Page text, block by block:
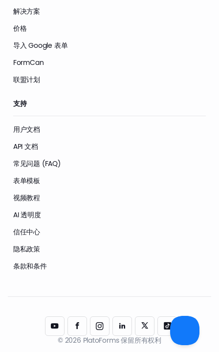
解决方案
价格
导入 Google 表单
FormCan
联盟计划
支持
用户文档
API 文档
常见问题 (FAQ)
表单模板
视频教程
AI 透明度
信任中心
隐私政策
条款和条件
© 2026 PlatoForms 保留所有权利